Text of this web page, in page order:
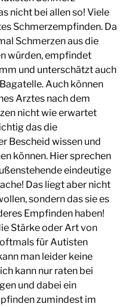
nicht bei allen so! Viele
Schmerzempfinden. Da
Schmerzen aus die
würden, empfindet
und unterschätzt auch
Auch können
Arztes nach dem
nicht wie erwartet
das die
Bescheid wissen und
können. Hier sprechen
eindeutige
Das liegt aber nicht
sondern das sie es
Empfinden haben!
Stärke oder Art von
für Autisten
man leider keine
kann nur raten bei
und dabei ein
zumindest im